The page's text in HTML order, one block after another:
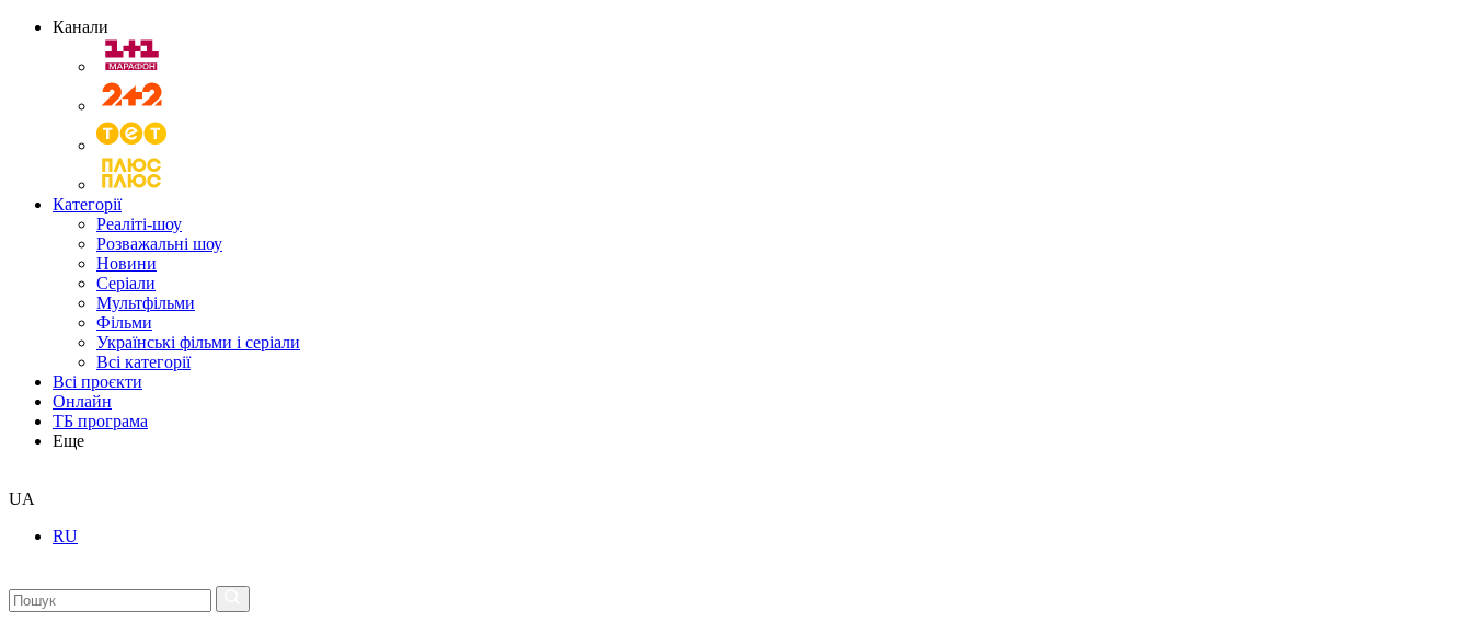
Канали
Категорії
Реаліті-шоу
Розважальні шоу
Новини
Серіали
Мультфільми
Фільми
Українські фільми і серіали
Всі категорії
Всі проєкти
Онлайн
ТБ програма
Еще
UA
RU